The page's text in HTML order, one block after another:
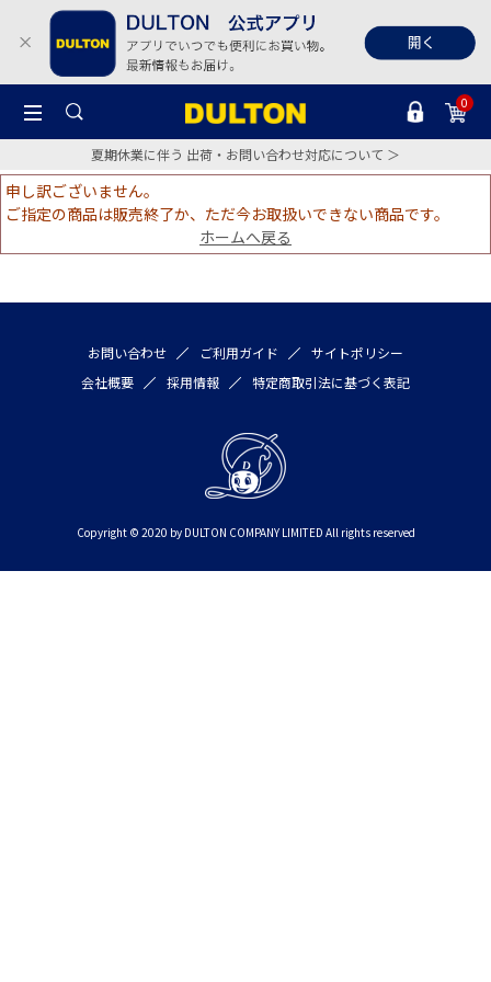
0
夏期休業に伴う 出荷・お問い合わせ対応について ＞
申し訳ございません。
ご指定の商品は販売終了か、ただ今お取扱いできない商品です。
ホームへ戻る
お問い合わせ ご利用ガイド
サイトポリシー
会社概要
採用情報 特定商取引法に基づく表記
Copyright © 2020 by DULTON COMPANY LIMITED All rights reserved